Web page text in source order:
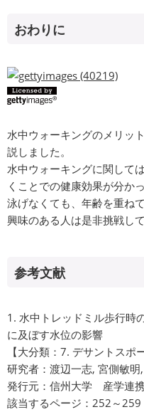
おわりに
水中ウォーキングのメリッ
説しました。
水中ウォーキングに関して
くことでの健康効果が分か
泳げなくても、年齢を重ね
興味のある人は是非挑戦し
参考文献
1. 水中トレッドミル歩行時
に及ぼす水位の影響
【大分類：7. デサントス
研究者：渡辺一志, 宮側敏明
発行元：信州大学 産学連
該当するページ：252～259